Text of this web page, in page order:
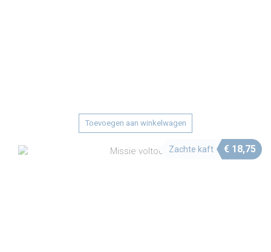
Toevoegen aan winkelwagen
Zachte kaft € 18,75